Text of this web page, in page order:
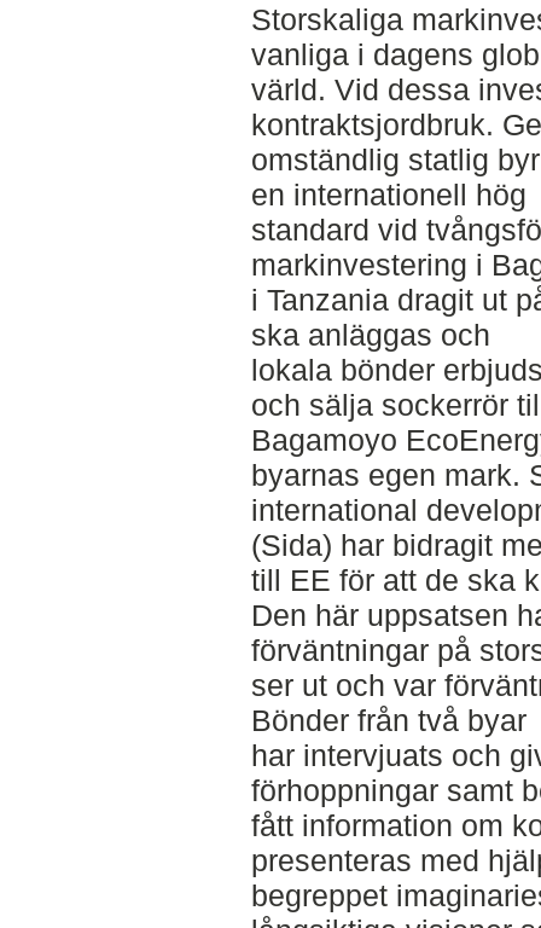
Storskaliga
vanliga i dagens
värld. Vid dessa
kontraktsjordbruk.
omständlig statlig
en internationell hög
standard vid
markinvestering i
i Tanzania dragit ut
ska anläggas och
lokala bönder
och sälja sockerrör
Bagamoyo
byarnas egen mark.
international
(Sida) har bidragit
till EE för att de ska
Den här uppsatsen
förväntningar på
ser ut och var
Bönder från två byar
har intervjuats och
förhoppningar samt
fått information om
presenteras med
begreppet